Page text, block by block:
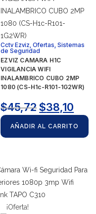
Cctv Ezviz,Ofertas,Sistemas
de Seguridad
EZVIZ CAMARA H1C
VIGILANCIA WIFI
INALAMBRICO CUBO 2MP
1080 (CS-H1c-R101-1G2WR)
$45,72 $38,10
AÑADIR AL CARRITO
¡Oferta!